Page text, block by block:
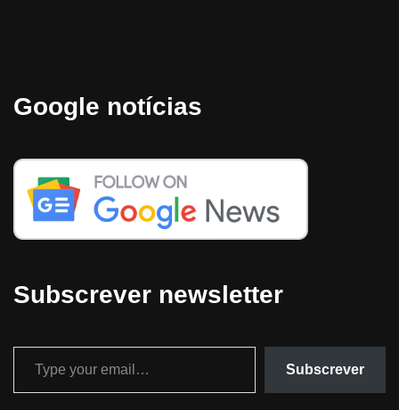
Google notícias
Subscrever newsletter
Subscrever